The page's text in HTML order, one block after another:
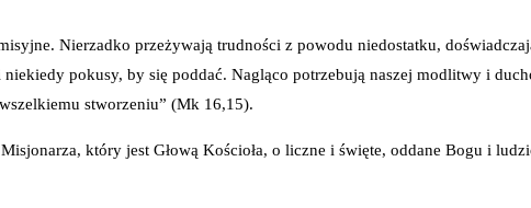
Nierzadko przeżywają trudności z powodu niedostatku,
pokusy, by się poddać. Nagląco potrzebują naszej modlitwy i
stworzeniu” (Mk 16,15).
który jest Głową Kościoła, o liczne i święte, oddane Bogu i